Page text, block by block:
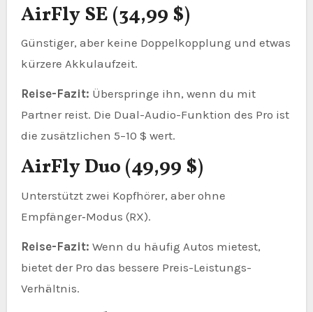
AirFly SE (34,99 $)
Günstiger, aber keine Doppelkopplung und etwas
kürzere Akkulaufzeit.
Reise-Fazit: Überspringe ihn, wenn du mit
Partner reist. Die Dual-Audio-Funktion des Pro ist
die zusätzlichen 5–10 $ wert.
AirFly Duo (49,99 $)
Unterstützt zwei Kopfhörer, aber ohne
Empfänger‑Modus (RX).
Reise-Fazit: Wenn du häufig Autos mietest,
bietet der Pro das bessere Preis-Leistungs-
Verhältnis.